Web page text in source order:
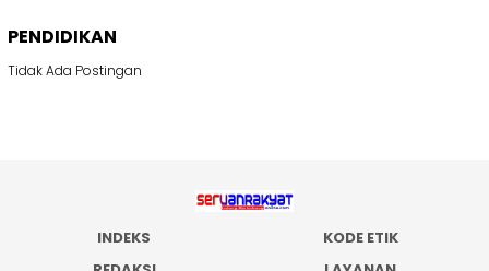
PENDIDIKAN
Tidak Ada Postingan
INDEKS
KODE ETIK